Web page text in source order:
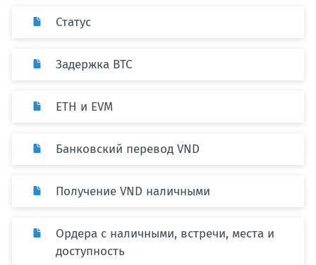
Статус
Задержка BTC
ETH и EVM
Банковский перевод VND
Получение VND наличными
Ордера с наличными, встречи, места и
доступность